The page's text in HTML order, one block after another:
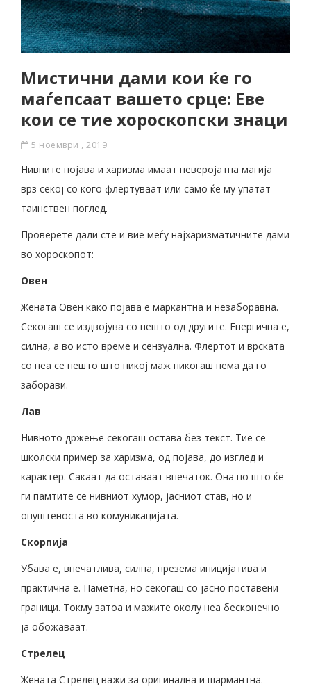
Мистични дами кои ќе го
маѓепсаат вашето срце: Еве
кои се тие хороскопски знаци
5 ноември , 2019
Нивните појава и харизма имаат неверојатна магија
врз секој со кого флертуваат или само ќе му упатат
таинствен поглед.
Проверете дали сте и вие меѓу најхаризматичните дами
во хороскопот:
Овен
Жената Овен како појава е маркантна и незаборавна.
Секогаш се издвојува со нешто од другите. Енергична е,
силна, а во исто време и сензуална. Флертот и врската
со неа се нешто што никој маж никогаш нема да го
заборави.
Лав
Нивното држење секогаш остава без текст. Тие се
школски пример за харизма, од појава, до изглед и
карактер. Сакаат да оставаат впечаток. Она по што ќе
ги памтите се нивниот хумор, јасниот став, но и
опуштеноста во комуникацијата.
Скорпија
Убава е, впечатлива, силна, презема иницијатива и
практична е. Паметна, но секогаш со јасно поставени
граници. Токму затоа и мажите околу неа бесконечно
ја обожаваат.
Стрелец
Жената Стрелец важи за оригинална и шармантна.